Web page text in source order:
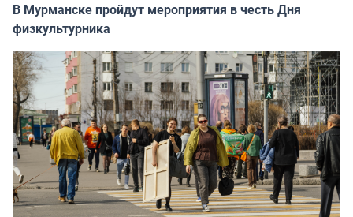
В Мурманске пройдут мероприятия в честь Дня
физкультурника